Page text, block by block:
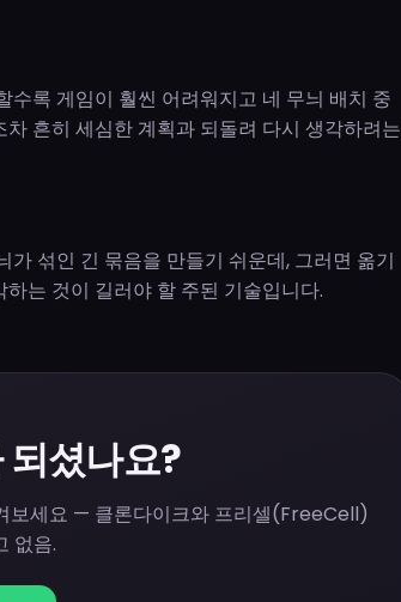
록 게임이 훨씬 어려워지고 네 무늬 배치 중
흔히 세심한 계획과 되돌려 다시 생각하려는
섞인 긴 묶음을 만들기 쉬운데, 그러면 옮기
는 것이 길러야 할 주된 기술입니다.
셨나요?
보세요 — 클론다이크와 프리셀(FreeCell)
없음.